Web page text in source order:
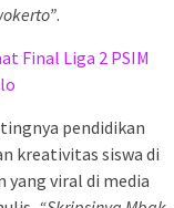
.
Final Liga 2 PSIM
pendidikan
kreativitas siswa di
yang viral di media